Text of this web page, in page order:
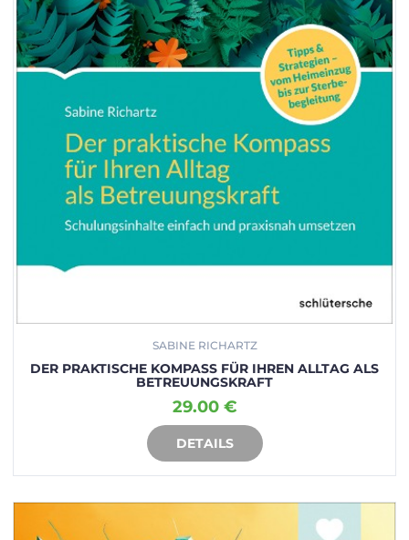
SABINE RICHARTZ
DER PRAKTISCHE KOMPASS FÜR IHREN ALLTAG ALS
BETREUUNGSKRAFT
29.00 €
DETAILS
IN DEN WARENKORB